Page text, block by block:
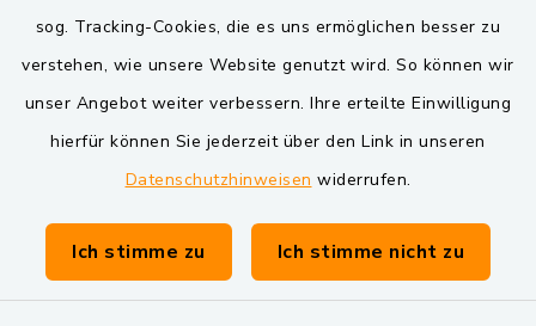
sog. Tracking-Cookies, die es uns ermöglichen besser zu
verstehen, wie unsere Website genutzt wird. So können wir
unser Angebot weiter verbessern. Ihre erteilte Einwilligung
hierfür können Sie jederzeit über den Link in unseren
Datenschutzhinweisen widerrufen.
Ich stimme zu Ich stimme nicht zu
VG und Gemeinden
Markt Schwarzenfeld
Gemeinde Schwarzach bei Nabburg
Verwaltungsgemeinschaft Schwarzenfeld